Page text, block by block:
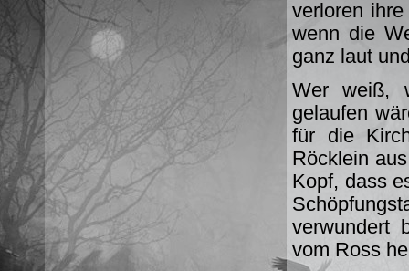
verloren
wenn die
ganz laut
Wer weiß,
gelaufen
für die
Röcklein
Kopf, dass
verwundert
vom Ross